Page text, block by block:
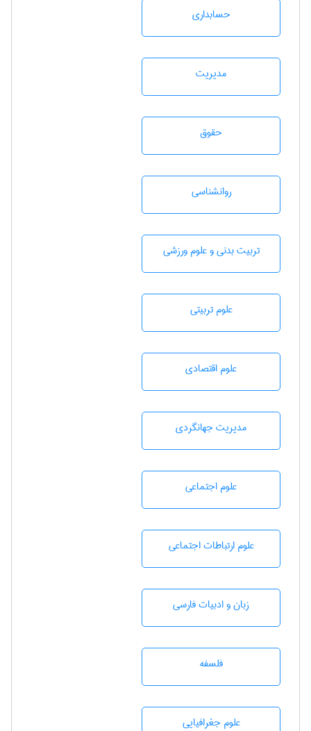
حسابداری
مديريت
حقوق
روانشناسی
تربيت بدنی و علوم ورزشی
علوم تربيتی
علوم اقتصادی
مديريت جهانگردی
علوم اجتماعی
علوم ارتباطات اجتماعی
زبان و ادبيات فارسی
فلسفه
علوم جغرافيايی